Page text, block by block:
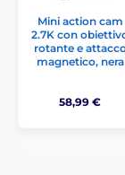
Mini action cam
2.7K con
rotante e
magnetico, nera
58,99 €